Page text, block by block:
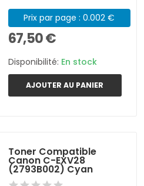
Prix par page : 0.002 €
67,50 €
Disponibilité: En stock
AJOUTER AU PANIER
Toner Compatible
Canon C-EXV28
(2793B002) Cyan